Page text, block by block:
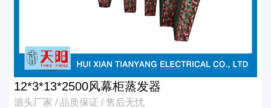
12*3*13*2500风幕柜蒸发器
源头厂家 / 品质保证 / 售后无忧